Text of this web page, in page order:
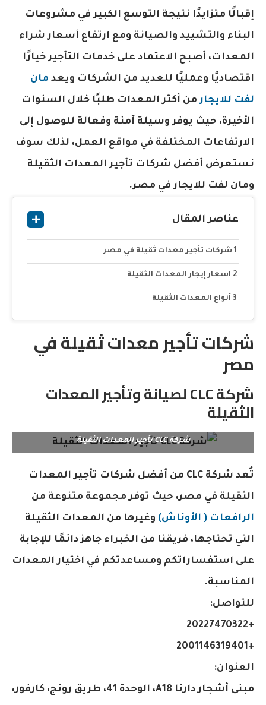
إقبالًا متزايدًا نتيجة التوسع الكبير في مشروعات
البناء والتشييد والصيانة ومع ارتفاع أسعار شراء
المعدات، أصبح الاعتماد على خدمات التأجير خيارًا
اقتصاديًا وعمليًا للعديد من الشركات ويعد مان
لفت للايجار من أكثر المعدات طلبًا خلال السنوات
الأخيرة، حيث يوفر وسيلة آمنة وفعالة للوصول إلى
الارتفاعات المختلفة في مواقع العمل، لذلك سوف
نستعرض أفضل شركات تأجير المعدات الثقيلة
ومان لفت للايجار في مصر.
عناصر المقال
شركات تأجير معدات ثقيلة في مصر
اسعار إيجار المعدات الثقيلة
أنواع المعدات الثقيلة
شركات تأجير معدات ثقيلة في
مصر
شركة CLC لصيانة وتأجير المعدات
الثقيلة
شركة CLC تأجير المعدات الثقيلة
تُعد شركة CLC من أفضل شركات تأجير المعدات
الثقيلة في مصر، حيث توفر مجموعة متنوعة من
الرافعات ( الأوناش) وغيرها من المعدات الثقيلة
التي تحتاجها، فريقنا من الخبراء جاهز دائمًا للإجابة
على استفساراتكم ومساعدتكم في اختيار المعدات
المناسبة.
للتواصل:
+20227470322
+2001146319401
العنوان:
مبنى أشجار دارنا A18، الوحدة 41، طريق رونج، كارفور،